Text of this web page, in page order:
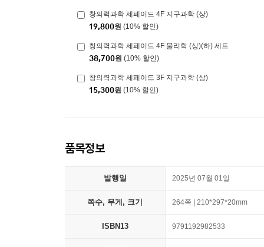
창의력과학 세페이드 4F 지구과학 (상)
19,800원 (10% 할인)
창의력과학 세페이드 4F 물리학 (상)(하) 세트
38,700원 (10% 할인)
창의력과학 세페이드 3F 지구과학 (상)
15,300원 (10% 할인)
품목정보
발행일 2025년 07월 01일
쪽수, 무게, 크기 264쪽 | 210*297*20mm
ISBN13 9791192982533